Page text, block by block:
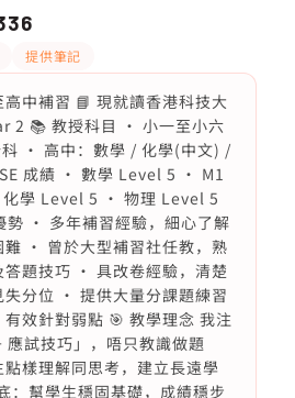
提供筆記
中補習 📘 現就讀香港科技大
2 📚 教授科目 • 小一至小六
• 高中：數學 / 化學(中文) /
成績 • 數學 Level 5 • M1
學 Level 5 • 物理 Level 5
勢 • 多年補習經驗，細心了解
難 • 曾於大型補習社任教，熟
答題技巧 • 具改卷經驗，清楚
失分位 • 提供大量分課題練習
效針對弱點 🎯 教學理念 我注
應試技巧」，唔只教識做題
點樣理解同思考，建立長遠學
：幫學生穩固基礎，成績穩步